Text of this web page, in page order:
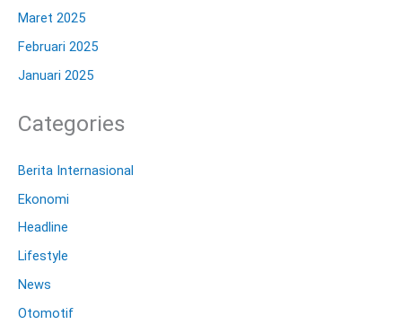
Maret 2025
Februari 2025
Januari 2025
Categories
Berita Internasional
Ekonomi
Headline
Lifestyle
News
Otomotif